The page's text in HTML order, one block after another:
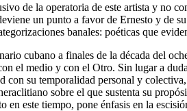
de la operatoria de este artista y no
un punto a favor de Ernesto y de
banales: poéticas que
cubano a finales de la década del
el medio y con el Otro. Sin lugar a
su temporalidad personal y
sobre el que sustenta su
en este tiempo, pone énfasis en la